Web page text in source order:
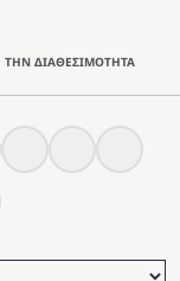
ΤΗΝ ΔΙΑΘΕΣΙΜΟΤΗΤΑ